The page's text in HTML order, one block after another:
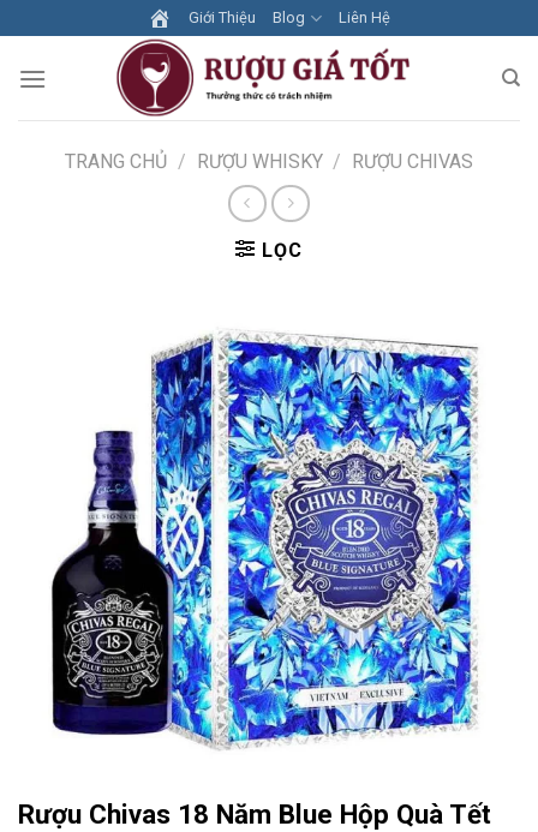
to
content
Giới Thiệu Blog Liên Hệ
TRANG CHỦ / RƯỢU WHISKY / RƯỢU CHIVAS
LỌC
Rượu Chivas 18 Năm Blue Hộp Quà Tết